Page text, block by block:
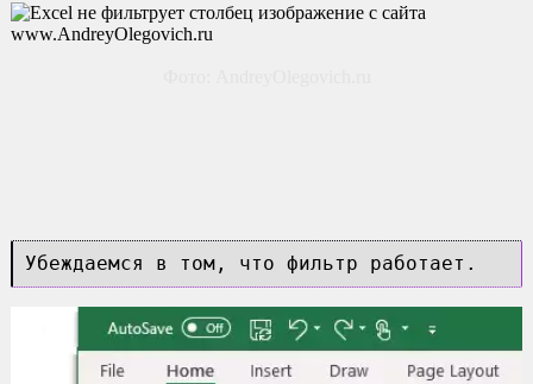
Убеждаемся в том, что фильтр работает.